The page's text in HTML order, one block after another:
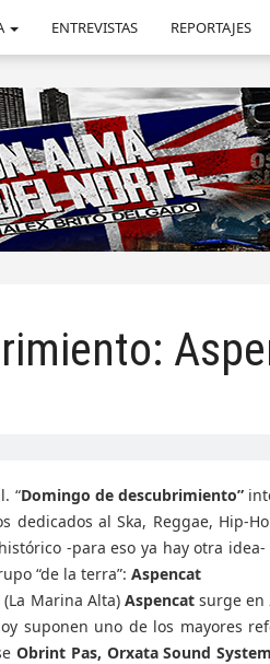
ENTREVISTAS REPORTAJES
“Domingo de descubrimiento”
al Ska, Reggae, Hip-
-para eso ya hay otra
“de la terra”: Aspencat
Marina Alta) Aspencat surge en
suponen uno de los mayores
Obrint Pas, Orxata Sound System